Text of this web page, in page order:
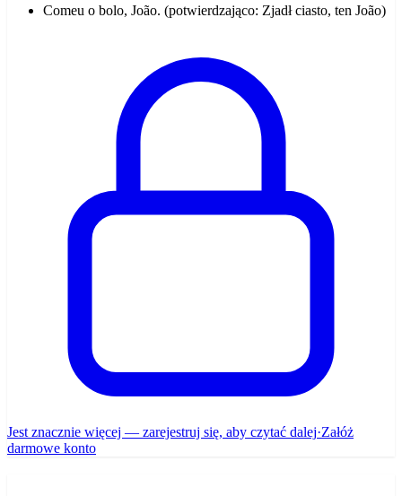
Comeu o bolo, João. (potwierdzająco: Zjadł ciasto, ten João)
Jest znacznie więcej — zarejestruj się, aby czytać dalej·Załóż
darmowe konto